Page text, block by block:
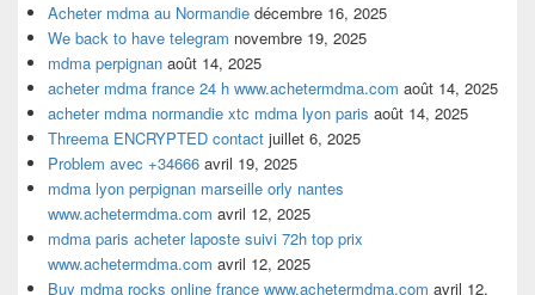
Acheter mdma au Normandie décembre 16, 2025
We back to have telegram novembre 19, 2025
mdma perpignan août 14, 2025
acheter mdma france 24 h www.achetermdma.com août 14, 2025
acheter mdma normandie xtc mdma lyon paris août 14, 2025
Threema ENCRYPTED contact juillet 6, 2025
Problem avec +34666 avril 19, 2025
mdma lyon perpignan marseille orly nantes
www.achetermdma.com avril 12, 2025
mdma paris acheter laposte suivi 72h top prix
www.achetermdma.com avril 12, 2025
Buy mdma rocks online france www.achetermdma.com avril 12,